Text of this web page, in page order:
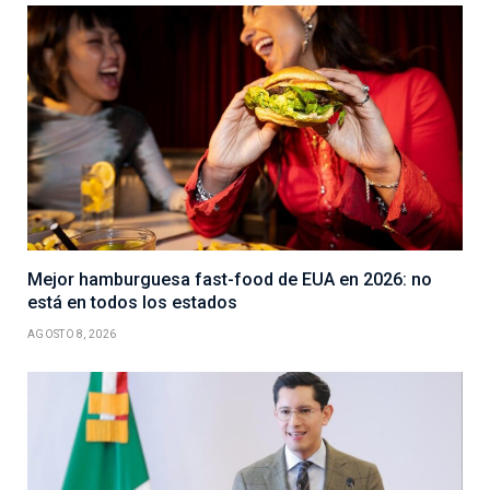
Mejor hamburguesa fast-food de EUA en 2026: no
está en todos los estados
AGOSTO 8, 2026